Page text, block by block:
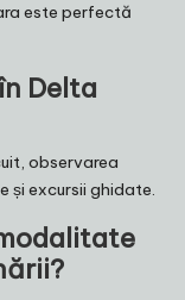
este perfectă
Delta
observarea
și excursii ghidate.